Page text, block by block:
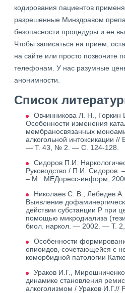
кодирования пациентов
разрешенные Минздравом
безопасности процедуры и ее
Чтобы записаться на прием,
на сайте или просто позвоните
телефонам. У нас разумные
анонимности.
Список
Овчинникова Л. Н., Горкин
Особенности изменения
мембраносвязанных
алкогольной интоксикации
— Т. 43, № 2. — С. 124-128.
Сидоров П.И.
Руководство / П.И. Сидоров.
– М.: МЕДпресс-информ,
Николаев С. В., Лебедев А.
Выявление
действии субстанции Р при
помощью микродиализа
биол. наркол. — 2002. — Т.
Особенности
опиоидов, сочетающейся с
коморбидной патологии
Ураков И.Г.,
динамике становления
алкоголизмом / Ураков И.Г.//